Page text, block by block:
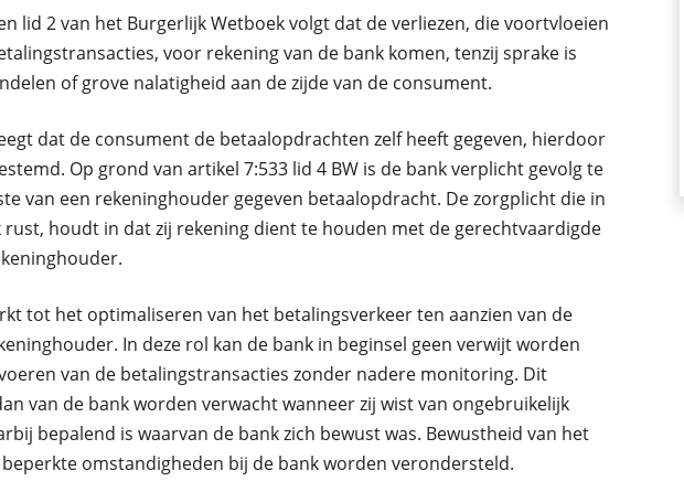
lid 2 van het Burgerlijk Wetboek volgt dat de verliezen, die voortvloeien
voor rekening van de bank komen, tenzij sprake is
of grove nalatigheid aan de zijde van de consument.
dat de consument de betaalopdrachten zelf heeft gegeven, hierdoor
Op grond van artikel 7:533 lid 4 BW is de bank verplicht gevolg te
van een rekeninghouder gegeven betaalopdracht. De zorgplicht die in
rust, houdt in dat zij rekening dient te houden met de gerechtvaardigde
tot het optimaliseren van het betalingsverkeer ten aanzien van de
In deze rol kan de bank in beginsel geen verwijt worden
van de betalingstransacties zonder nadere monitoring. Dit
van de bank worden verwacht wanneer zij wist van ongebruikelijk
bepalend is waarvan de bank zich bewust was. Bewustheid van het
omstandigheden bij de bank worden verondersteld.